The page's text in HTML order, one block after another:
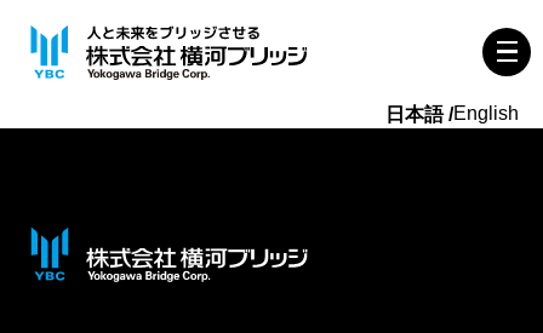
English